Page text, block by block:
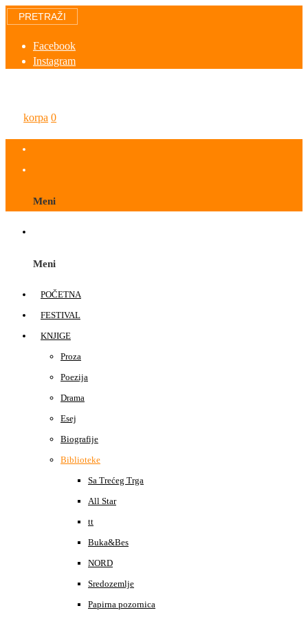
PRETRAŽI
Facebook
Instagram
korpa 0
Meni
Meni
POČETNA
FESTIVAL
KNJIGE
Proza
Poezija
Drama
Esej
Biografije
Biblioteke
Sa Trećeg Trga
All Star
tt
Buka&Bes
NORD
Sredozemlje
Papirna pozornica